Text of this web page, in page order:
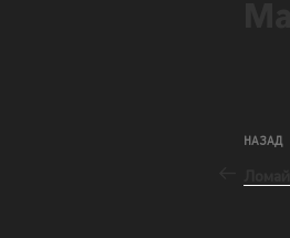
НАЗАД